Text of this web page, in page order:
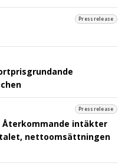
Pressrelease
Pressrelease
Återkommande intäkter
nettoomsättningen